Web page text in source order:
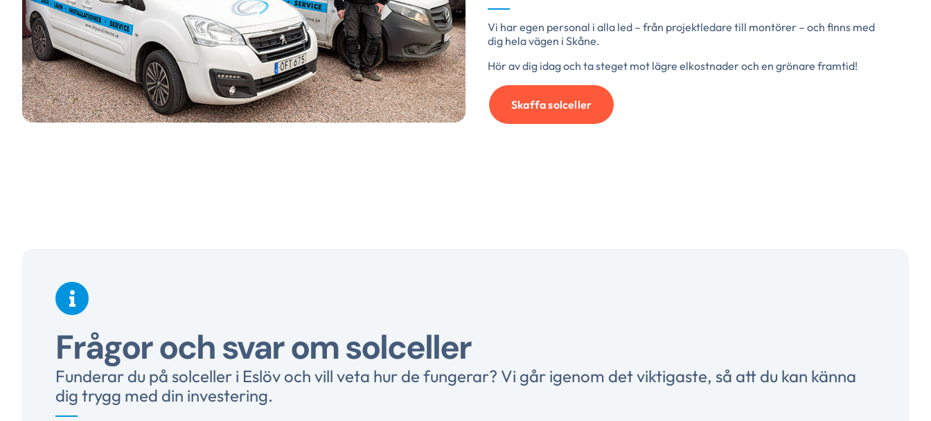
Vi har egen personal i alla led – från projektledare till montörer – och finns med
dig hela vägen i Skåne.
Hör av dig idag och ta steget mot lägre elkostnader och en grönare framtid!
Skaffa solceller
Frågor och svar om solceller
Funderar du på solceller i Eslöv och vill veta hur de fungerar? Vi går igenom det viktigaste, så att du kan känna
dig trygg med din investering.